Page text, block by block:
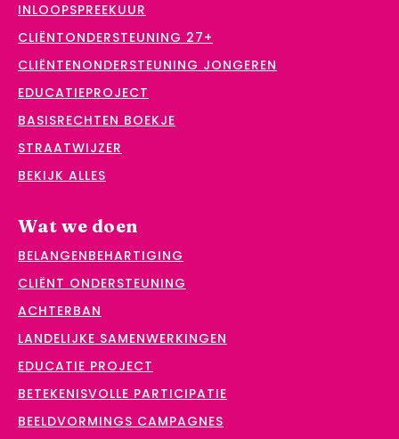
INLOOPSPREEKUUR
CLIËNTONDERSTEUNING 27+
CLIËNTENONDERSTEUNING JONGEREN
EDUCATIEPROJECT
BASISRECHTEN BOEKJE
STRAATWIJZER
BEKIJK ALLES
Wat we doen
BELANGENBEHARTIGING
CLIËNT ONDERSTEUNING
ACHTERBAN
LANDELIJKE SAMENWERKINGEN
EDUCATIE PROJECT
BETEKENISVOLLE PARTICIPATIE
BEELDVORMINGS CAMPAGNES